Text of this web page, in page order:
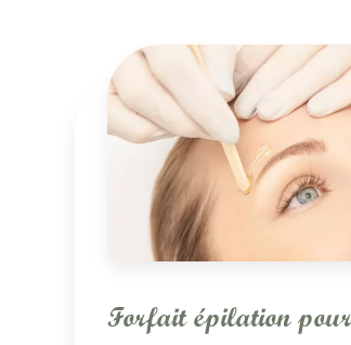
Forfait épilation